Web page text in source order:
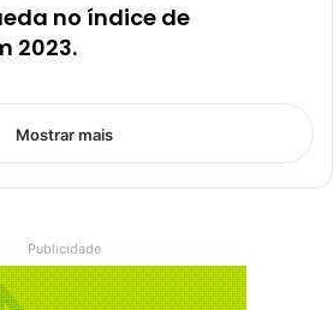
no índice de
2023.
Mostrar mais
Publicidade